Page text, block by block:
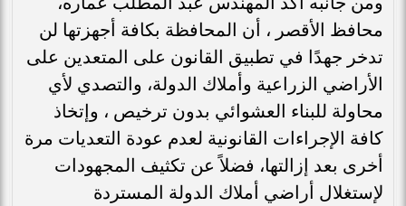
محافظ الأقصر ، أن المحافظة بكافة أجهزتها لن
تدخر جهدًا في تطبيق القانون على المتعدين على
الأراضي الزراعية وأملاك الدولة، والتصدي لأي
محاولة للبناء العشوائي بدون ترخيص ، وإتخاذ
كافة الإجراءات القانونية لعدم عودة التعديات مرة
أخرى بعد إزالتها، فضلاً عن تكثيف المجهودات
لإستغلال أراضي أملاك الدولة المستردة